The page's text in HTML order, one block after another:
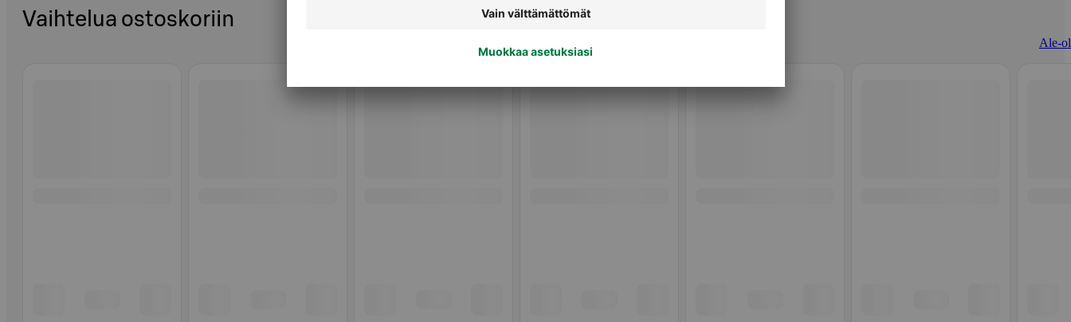
Vaihtelua ostoskoriin
Ale-